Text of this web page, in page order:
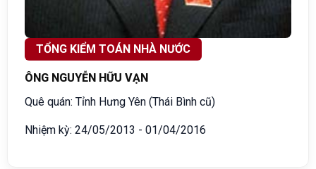
TỔNG KIỂM TOÁN NHÀ NƯỚC
ÔNG NGUYỄN HỮU VẠN
Quê quán: Tỉnh Hưng Yên (Thái Bình cũ)
Nhiệm kỳ: 24/05/2013 - 01/04/2016